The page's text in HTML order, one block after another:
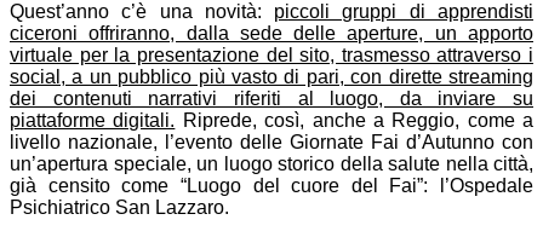
Quest’anno c’è una novità: piccoli gruppi di apprendisti
ciceroni offriranno, dalla sede delle aperture, un apporto
virtuale per la presentazione del sito, trasmesso attraverso i
social, a un pubblico più vasto di pari, con dirette streaming
dei contenuti narrativi riferiti al luogo, da inviare su
piattaforme digitali. Riprede, così, anche a Reggio, come a
livello nazionale, l’evento delle Giornate Fai d’Autunno con
un’apertura speciale, un luogo storico della salute nella città,
già censito come “Luogo del cuore del Fai”: l’Ospedale
Psichiatrico San Lazzaro.